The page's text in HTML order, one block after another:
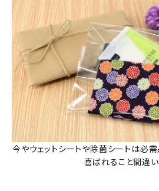
今やウェットシートや除菌シートは必
喜ばれること間違い